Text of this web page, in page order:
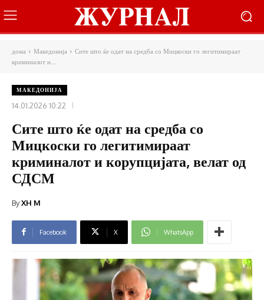
дома Македонија
Сите што ќе одат на средба со Мицкоски го легитимираат
криминалот и...
МАКЕДОНИЈА
14.01.2026 10:22
Сите што ќе одат на средба со
Мицкоски го легитимираат
криминалот и корупцијата, велат од
СДСМ
ByXH M
Facebook X WhatsApp